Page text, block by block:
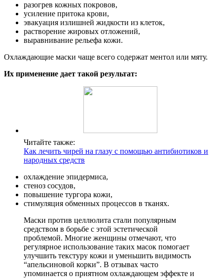
разогрев кожных покровов,
усиление притока крови,
эвакуация излишней жидкости из клеток,
растворение жировых отложений,
выравнивание рельефа кожи.
Охлаждающие маски чаще всего содержат ментол или мяту.
Их применение дает такой результат:
Читайте также:
Как лечить чирей на глазу с помощью антибиотиков и
народных средств
охлаждение эпидермиса,
стеноз сосудов,
повышение тургора кожи,
стимуляция обменных процессов в тканях.
Маски против целлюлита стали популярным
средством в борьбе с этой эстетической
проблемой. Многие женщины отмечают, что
регулярное использование таких масок помогает
улучшить текстуру кожи и уменьшить видимость
“апельсиновой корки”. В отзывах часто
упоминается о приятном охлаждающем эффекте и